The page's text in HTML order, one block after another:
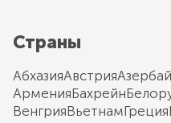
Страны
АбхазияАвстрия
АрменияБахрейн
ВенгрияВьетнамГреция